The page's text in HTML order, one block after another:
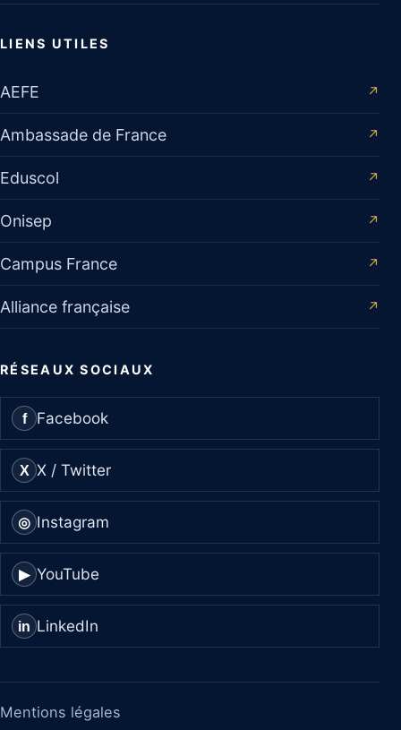
LIENS UTILES
AEFE ↗
Ambassade de France ↗
Eduscol ↗
Onisep ↗
Campus France ↗
Alliance française ↗
RÉSEAUX SOCIAUX
f Facebook
X X / Twitter
◎ Instagram
▶ YouTube
in LinkedIn
Mentions légales